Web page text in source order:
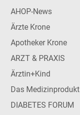
AHOP-News
Ärzte Krone
Apotheker Krone
ARZT & PRAXIS
Ärztin+Kind
Das Medizinprodukt
DIABETES FORUM